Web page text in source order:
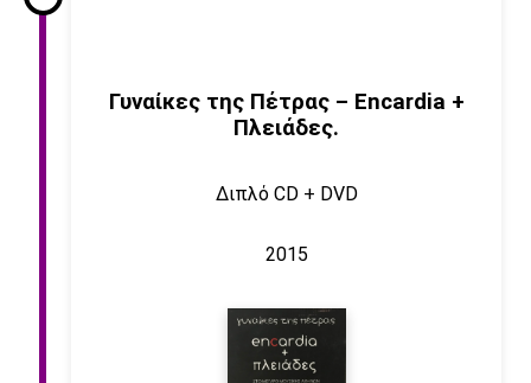
Γυναίκες της Πέτρας – Encardia +
Πλειάδες.
Διπλό CD + DVD
2015